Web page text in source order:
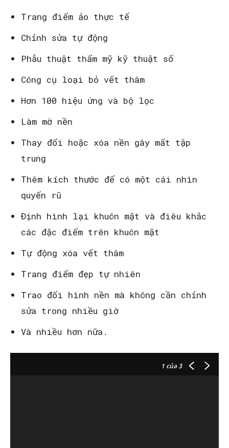
Trang điểm ảo thực tế
Chỉnh sửa tự động
Phẫu thuật thẩm mỹ kỹ thuật số
Công cụ loại bỏ vết thâm
Hơn 100 hiệu ứng và bộ lọc
Làm mờ nền
Thay đổi hoặc xóa nền gây mất tập
trung
Thêm kích thước để có một cái nhìn
quyến rũ
Định hình lại khuôn mặt và điêu khắc
các đặc điểm trên khuôn mặt
Tự động xóa vết thâm
Trang điểm đẹp tự nhiên
Trao đổi hình nền mà không cần chỉnh
sửa trong nhiều giờ
Và nhiều hơn nữa.
1 của 3